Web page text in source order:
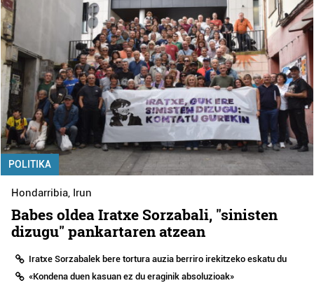
POLITIKA
Hondarribia, Irun
Babes oldea Iratxe Sorzabali, "sinisten
dizugu" pankartaren atzean
Iratxe Sorzabalek bere tortura auzia berriro irekitzeko eskatu du
«Kondena duen kasuan ez du eraginik absoluzioak»